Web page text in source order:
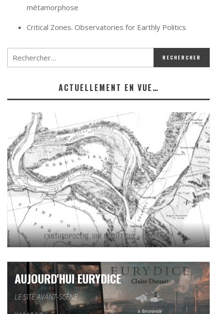
métamorphose
Critical Zones. Observatories for Earthly Politics
ACTUELLEMENT EN VUE…
L’ANTHROPOCÈNE, UNE ESTHÉTIQUE « CANARD » ?
AUJOURD'HUI EURYDICE
LE SITE AVANT-SCÈNE